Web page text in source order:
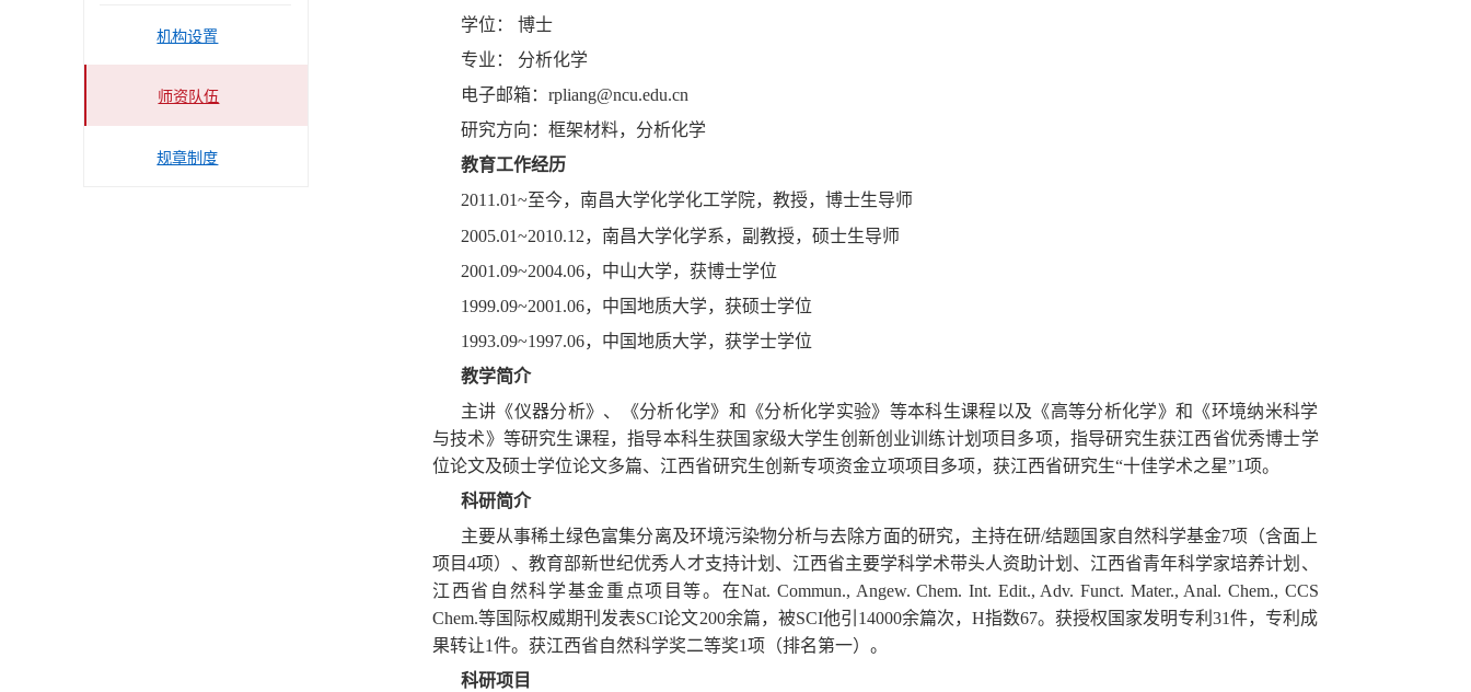
机构设置
师资队伍
规章制度
学位： 博士
专业： 分析化学
电子邮箱：rpliang@ncu.edu.cn
研究方向：框架材料，分析化学
教育工作经历
2011.01~至今，南昌大学化学化工学院，教授，博士生导师
2005.01~2010.12，南昌大学化学系，副教授，硕士生导师
2001.09~2004.06，中山大学，获博士学位
1999.09~2001.06，中国地质大学，获硕士学位
1993.09~1997.06，中国地质大学，获学士学位
教学简介
主讲《仪器分析》、《分析化学》和《分析化学实验》等本科生课程以及《高等分析化学》和《环境纳米科学
与技术》等研究生课程，指导本科生获国家级大学生创新创业训练计划项目多项，指导研究生获江西省优秀博士学
位论文及硕士学位论文多篇、江西省研究生创新专项资金立项项目多项，获江西省研究生“十佳学术之星”1项。
科研简介
主要从事稀土绿色富集分离及环境污染物分析与去除方面的研究，主持在研/结题国家自然科学基金7项（含面上
项目4项）、教育部新世纪优秀人才支持计划、江西省主要学科学术带头人资助计划、江西省青年科学家培养计划、
江西省自然科学基金重点项目等。在Nat. Commun., Angew. Chem. Int. Edit., Adv. Funct. Mater., Anal. Chem., CCS
Chem.等国际权威期刊发表SCI论文200余篇，被SCI他引14000余篇次，H指数67。获授权国家发明专利31件，专利成
果转让1件。获江西省自然科学奖二等奖1项（排名第一）。
科研项目